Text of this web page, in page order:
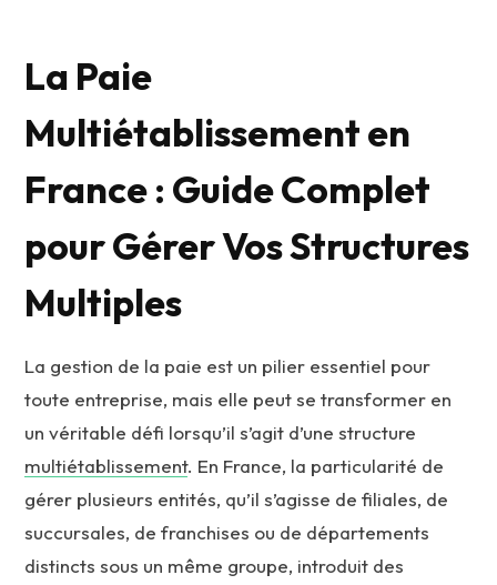
La Paie
Multiétablissement en
France : Guide Complet
pour Gérer Vos Structures
Multiples
La gestion de la paie est un pilier essentiel pour
toute entreprise, mais elle peut se transformer en
un véritable défi lorsqu’il s’agit d’une structure
multiétablissement. En France, la particularité de
gérer plusieurs entités, qu’il s’agisse de filiales, de
succursales, de franchises ou de départements
distincts sous un même groupe, introduit des